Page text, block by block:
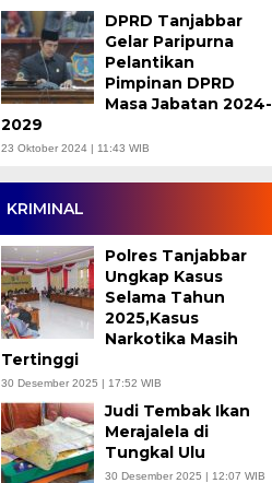
DPRD Tanjabbar
Gelar Paripurna
Pelantikan
Pimpinan DPRD
Masa Jabatan 2024-
2029
23 Oktober 2024 | 11:43 WIB
KRIMINAL
Polres Tanjabbar
Ungkap Kasus
Selama Tahun
2025,Kasus
Narkotika Masih
Tertinggi
30 Desember 2025 | 17:52 WIB
Judi Tembak Ikan
Merajalela di
Tungkal Ulu
30 Desember 2025 | 12:07 WIB